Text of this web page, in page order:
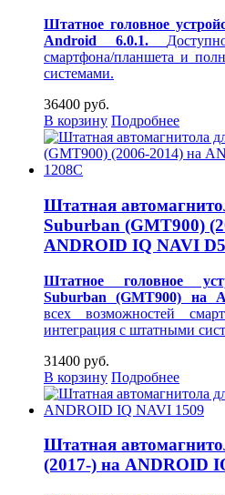
Штатное головное
Android 6.0.1.
смартфона/планшета и
системами.
36400 руб.
В корзину Подробнее
Штатная
Suburban (GMT900)
ANDROID IQ NAVI
Штатное головное
Suburban (GMT900) на
всех возможностей
интеграция с штатными
31400 руб.
В корзину Подробнее
Штатная
(2017-) на ANDROID